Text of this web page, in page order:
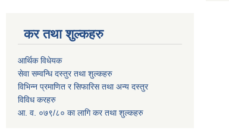
कर तथा शुल्कहरु
आर्थिक विधेयक
सेवा सम्वन्धि दस्तुर तथा शुल्कहरु
विभिन्न प्रमाणित र सिफारिस तथा अन्य दस्तुर
विविध करहरु
आ. व. ०७९/८० का लागि कर तथा शुल्कहरु